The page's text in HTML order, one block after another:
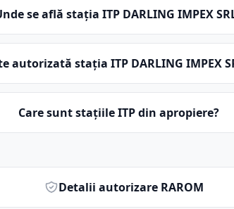
se află stația ITP DARLING IMPEX
autorizată stația ITP DARLING IMPEX
Care sunt stațiile ITP din apropiere?
Detalii autorizare RAROM